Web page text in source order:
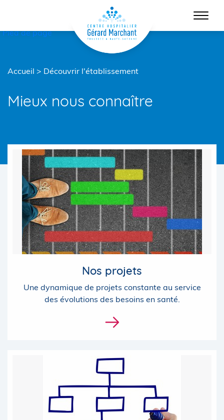
Pied de page
Accueil > Découvrir l'établissement
Mieux nous connaître
Nos projets
Une dynamique de projets constante au service
des évolutions des besoins en santé.